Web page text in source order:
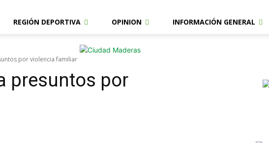
REGIÓN DEPORTIVA OPINION INFORMACIÓN GENERAL
por violencia familiar
presuntos por